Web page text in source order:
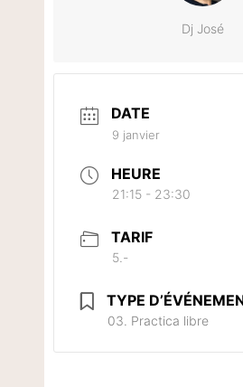
Dj José
DATE
9 janvier
HEURE
21:15 - 23:30
TARIF
5.-
TYPE
03. Practica libre